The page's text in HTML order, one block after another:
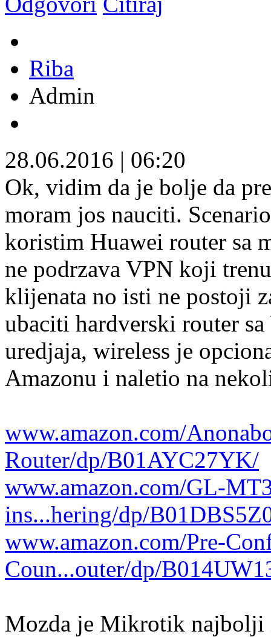
Riba
Admin
28.06.2016 | 06:20
Ok, vidim da je bolje da
moram jos nauciti.
koristim Huawei router sa
ne podrzava VPN koji
klijenata no isti ne postoji
ubaciti hardverski router
uredjaja, wireless je
Amazonu i naletio na
www.amazon.com/
Router/dp/B01AYC27YK/
www.amazon.com/GL-
ins...hering/dp/
www.amazon.com/Pre-
Coun...outer/dp/
Mozda je Mikrotik najbolji